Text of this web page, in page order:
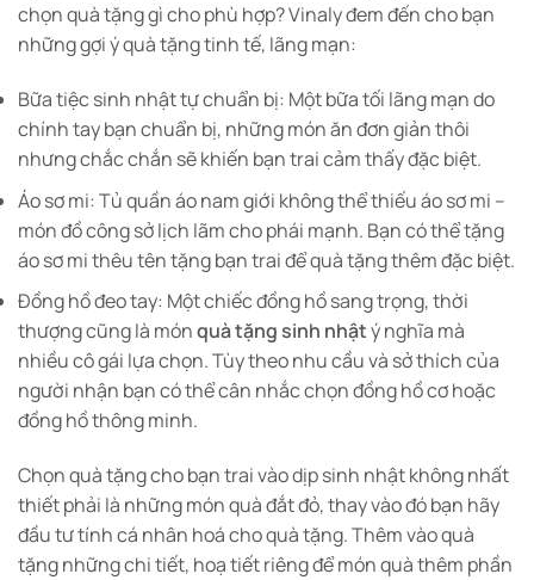
chọn quà tặng gì cho phù hợp? Vinaly đem đến cho bạn
những gợi ý quà tặng tinh tế, lãng mạn:
Bữa tiệc sinh nhật tự chuẩn bị: Một bữa tối lãng mạn do
chính tay bạn chuẩn bị, những món ăn đơn giản thôi
nhưng chắc chắn sẽ khiến bạn trai cảm thấy đặc biệt.
Áo sơ mi: Tủ quần áo nam giới không thể thiếu áo sơ mi –
món đồ công sở lịch lãm cho phái mạnh. Bạn có thể tặng
áo sơ mi thêu tên tặng bạn trai để quà tặng thêm đặc biệt.
Đồng hồ đeo tay: Một chiếc đồng hồ sang trọng, thời
thượng cũng là mónquà tặng sinh nhậtý nghĩa mà
nhiều cô gái lựa chọn. Tùy theo nhu cầu và sở thích của
người nhận bạn có thể cân nhắc chọn đồng hồ cơ hoặc
đồng hồ thông minh.
Chọn quà tặng cho bạn trai vào dịp sinh nhật không nhất
thiết phải là những món quà đắt đỏ, thay vào đó bạn hãy
đầu tư tính cá nhân hoá cho quà tặng. Thêm vào quà
tặng những chi tiết, hoạ tiết riêng để món quà thêm phần